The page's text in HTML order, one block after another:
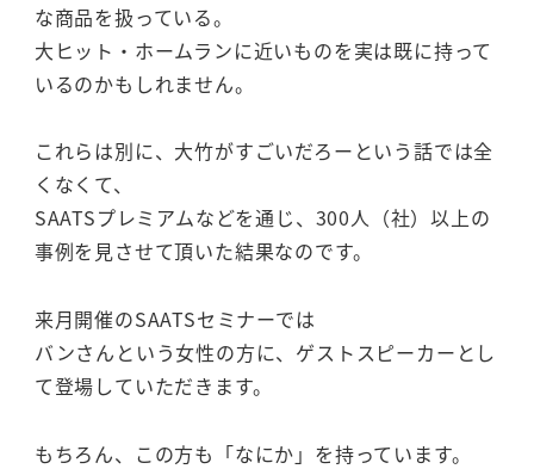
な商品を扱っている。
大ヒット・ホームランに近いものを実は既に持って
いるのかもしれません。
これらは別に、大竹がすごいだろーという話では全
くなくて、
SAATSプレミアムなどを通じ、300人（社）以上の
事例を見させて頂いた結果なのです。
来月開催のSAATSセミナーでは
バンさんという女性の方に、ゲストスピーカーとし
て登場していただきます。
もちろん、この方も「なにか」を持っています。